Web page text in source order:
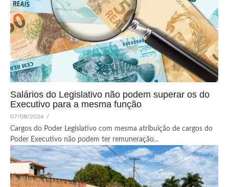
Salários do Legislativo não podem superar os do
Executivo para a mesma função
07/08/2026 /
Cargos do Poder Legislativo com mesma atribuição de cargos do
Poder Executivo não podem ter remuneração...